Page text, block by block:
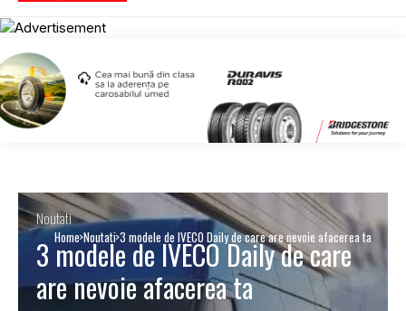
Home Noutati 3 modele de IVECO Daily de care are nevoie afacerea ta
Noutati
3 modele de IVECO Daily de care
are nevoie afacerea ta